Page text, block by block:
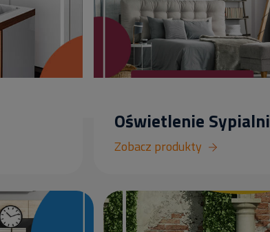
Oświetlenie Sypialni
Zobacz produkty